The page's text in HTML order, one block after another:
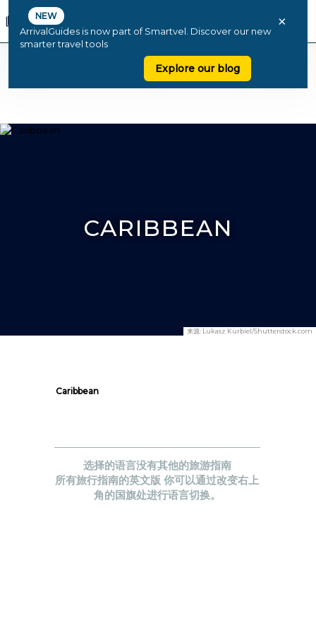
NEW
ArrivalGuides is now part of Smartvel. Discover our new
smarter travel tools
Explore our blog
×
CARIBBEAN
来源: Lukasz Kurbiel/Shutterstock.com
Caribbean
选择的语言没有其他的旅游指南
所有旅行指南的英文版 你可以通过改变右上
角的国旗处进行语言切换。